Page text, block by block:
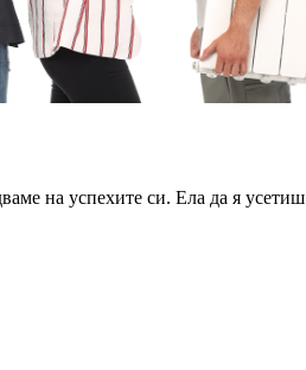
на успехите си. Ела да я